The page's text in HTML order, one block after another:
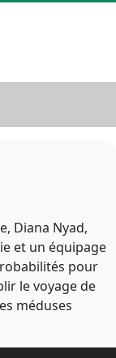
Diana Nyad,
et un équipage
pour
le voyage de
méduses